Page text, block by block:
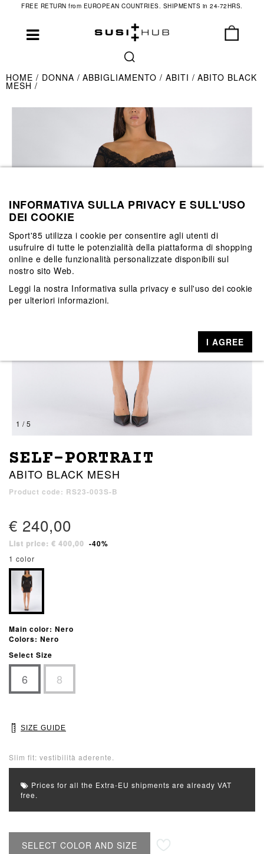
FREE RETURN from EUROPEAN COUNTRIES. SHIPMENTS in 24-72HRS.
HOME DONNA ABBIGLIAMENTO ABITI ABITO BLACK
MESH
1 / 5
SELF-PORTRAIT
ABITO BLACK MESH
Product code: RS23-003S-B
€ 240,00
List price: € 400,00 -40%
1 color
Main color: Nero
Colors: Nero
Select Size
6 8
SIZE GUIDE
Slim fit: vestibilità aderente.
Prices for all the Extra-EU shipments are already VAT
free.
SELECT COLOR AND SIZE
INFORMATIVA SULLA PRIVACY E SULL'USO
DEI COOKIE
Sport'85 utilizza i cookie per consentire agli utenti di
usufruire di tutte le potenzialità della piattaforma di shopping
online e delle funzionalità personalizzate disponibili sul
nostro sito Web.
Leggi la nostra Informativa sulla privacy e sull'uso dei cookie
per ulteriori informazioni.
I AGREE